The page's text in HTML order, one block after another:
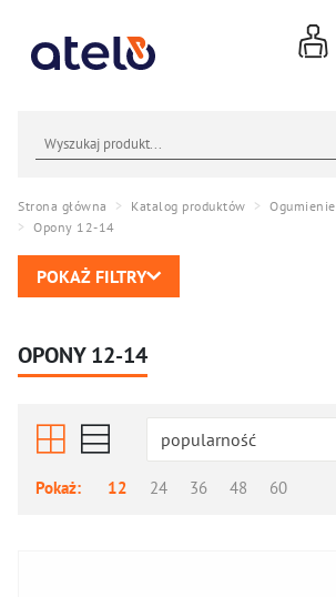
Logowanie
Obserwowane
Koszyk
Wyszukiwarka
Menu nawigacyjne
NOWOŚCI
PROMOCJE
PROMO WEEK
AKCESORIA
CZĘŚCI
ROWERY I HULAJNOGI
Strona główna Katalog produktów Ogumienie
Opony 12-14
AKCESORIA
CZĘŚCI
OGUMIENIE
Dętki
POKAŻ FILTRY
OPONY 12-14
popularność
Pokaż: 12 24 36 48 60